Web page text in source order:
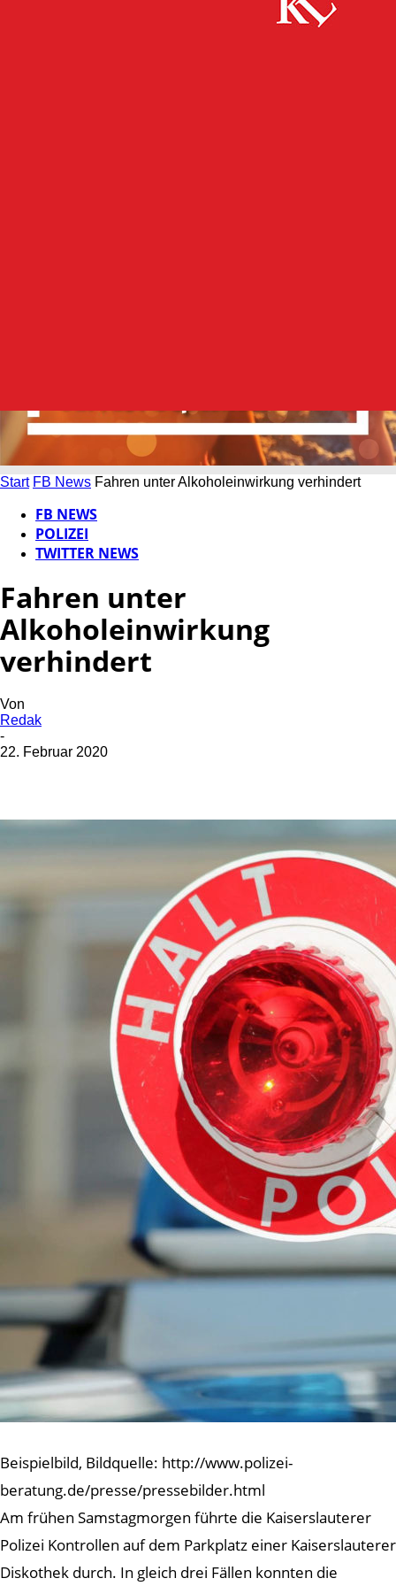
Start FB News Fahren unter Alkoholeinwirkung verhindert
FB NEWS
POLIZEI
TWITTER NEWS
Fahren unter
Alkoholeinwirkung
verhindert
Von
Redak
-
22. Februar 2020
Beispielbild, Bildquelle: http://www.polizei-
beratung.de/presse/pressebilder.html
Am frühen Samstagmorgen führte die Kaiserslauterer
Polizei Kontrollen auf dem Parkplatz einer Kaiserslauterer
Diskothek durch. In gleich drei Fällen konnten die